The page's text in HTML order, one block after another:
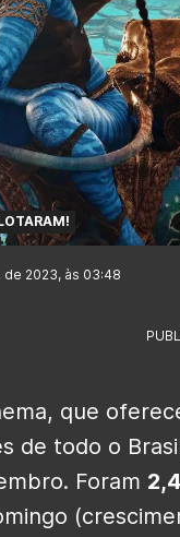
2023, às 03:48
que
de todo o
Foram